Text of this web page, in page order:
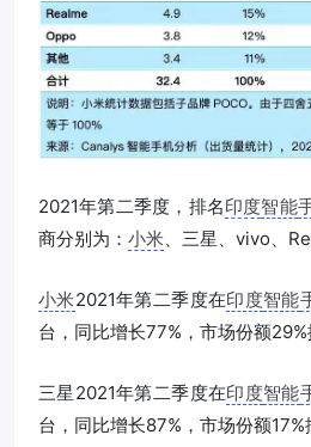
2021年第二季度，排名印度智能
商分别为： 小米、三星、vivo、
小米2021年第二季度在印度智能
台，同比增长77%，市场份额29%
三星2021年第二季度在印度智能
台，同比增长87%，市场份额17%